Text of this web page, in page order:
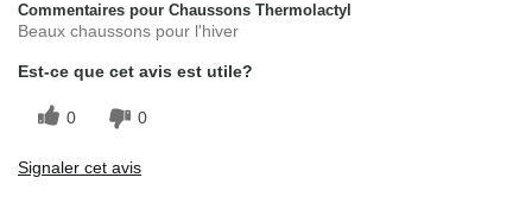
Commentaires pour Chaussons Thermolactyl
Beaux chaussons pour l'hiver
Est-ce que cet avis est utile?
0 0
Signaler cet avis